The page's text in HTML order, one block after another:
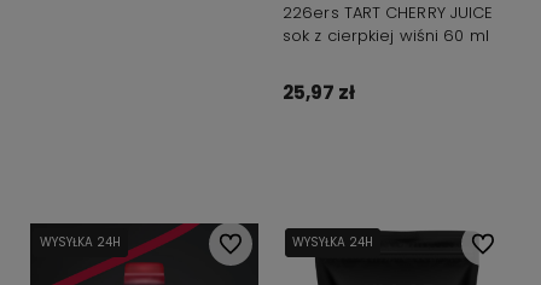
226ers TART CHERRY JUICE
sok z cierpkiej wiśni 60 ml
25,97 zł
WYSYŁKA 24H
WYSYŁKA 24H Do ulubionychWYSYŁKA 24H
WYSYŁKA 24H Do